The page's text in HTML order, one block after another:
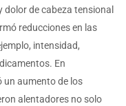
de cabeza tensional
reducciones en las
intensidad,
En
un aumento de los
alentadores no solo